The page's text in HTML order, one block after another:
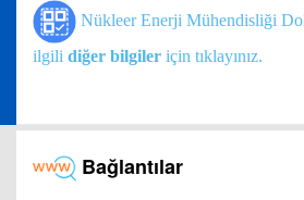
Nükleer Enerji Mühendisliği
ilgili diğer bilgiler için tıklayınız.
Bağlantılar